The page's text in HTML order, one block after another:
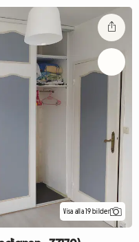
Visa alla 19 bilder